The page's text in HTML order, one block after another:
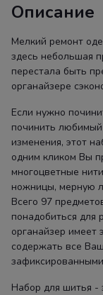
Описание
Мелкий ремонт
здесь небольшая
перестала быть
органайзере
Если нужно
починить
изменения, этот
одним кликом Вы
многоцветные
ножницы, мерную
Всего 97
понадобиться для
органайзер имеет
содержать все
Набор для шитья